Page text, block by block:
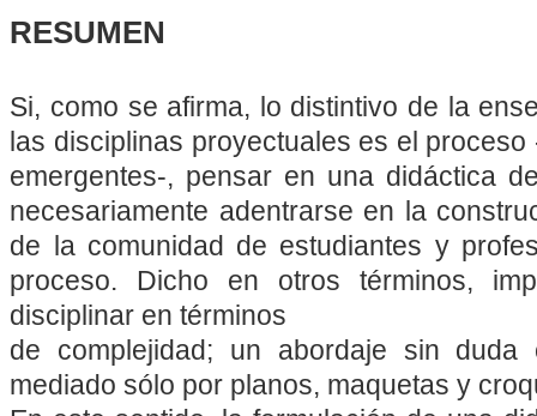
RESUMEN
Si, como se afirma, lo distintivo de la
las disciplinas proyectuales es el
emergentes-, pensar en una didáctica
necesariamente adentrarse en la
de la comunidad de estudiantes y
proceso. Dicho en otros términos,
disciplinar en términos
de complejidad; un abordaje sin duda
mediado sólo por planos, maquetas y